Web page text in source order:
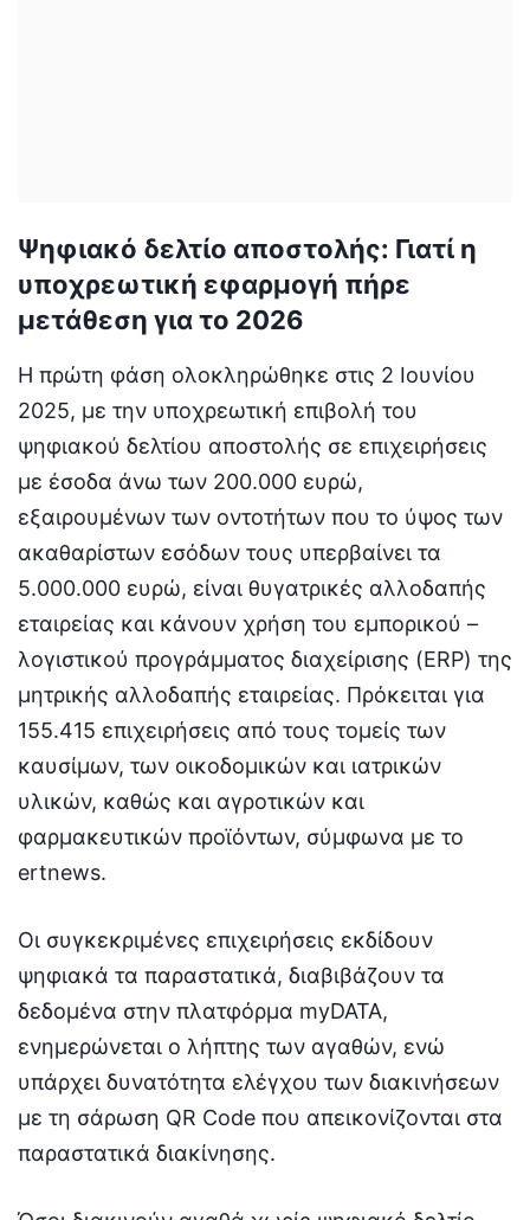
Ψηφιακό δελτίο αποστολής: Γιατί η
υποχρεωτική εφαρμογή πήρε
μετάθεση για το 2026
Η πρώτη φάση ολοκληρώθηκε στις 2 Ιουνίου
2025, με την υποχρεωτική επιβολή του
ψηφιακού δελτίου αποστολής σε επιχειρήσεις
με έσοδα άνω των 200.000 ευρώ,
εξαιρουμένων των οντοτήτων που το ύψος των
ακαθαρίστων εσόδων τους υπερβαίνει τα
5.000.000 ευρώ, είναι θυγατρικές αλλοδαπής
εταιρείας και κάνουν χρήση του εμπορικού –
λογιστικού προγράμματος διαχείρισης (ERP) της
μητρικής αλλοδαπής εταιρείας. Πρόκειται για
155.415 επιχειρήσεις από τους τομείς των
καυσίμων, των οικοδομικών και ιατρικών
υλικών, καθώς και αγροτικών και
φαρμακευτικών προϊόντων, σύμφωνα με το
ertnews.
Οι συγκεκριμένες επιχειρήσεις εκδίδουν
ψηφιακά τα παραστατικά, διαβιβάζουν τα
δεδομένα στην πλατφόρμα myDATA,
ενημερώνεται ο λήπτης των αγαθών, ενώ
υπάρχει δυνατότητα ελέγχου των διακινήσεων
με τη σάρωση QR Code που απεικονίζονται στα
παραστατικά διακίνησης.